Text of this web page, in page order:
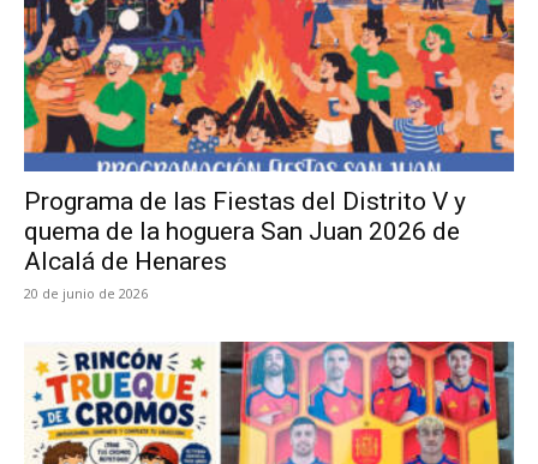
Programa de las Fiestas del Distrito V y
quema de la hoguera San Juan 2026 de
Alcalá de Henares
20 de junio de 2026